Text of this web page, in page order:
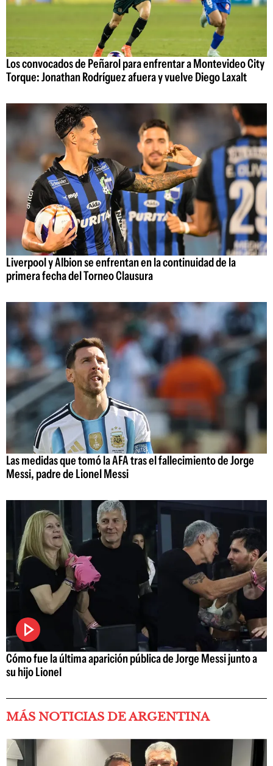
Los convocados de Peñarol para enfrentar a Montevideo City
Torque: Jonathan Rodríguez afuera y vuelve Diego Laxalt
Liverpool y Albion se enfrentan en la continuidad de la
primera fecha del Torneo Clausura
Las medidas que tomó la AFA tras el fallecimiento de Jorge
Messi, padre de Lionel Messi
Cómo fue la última aparición pública de Jorge Messi junto a
su hijo Lionel
MÁS NOTICIAS DE ARGENTINA